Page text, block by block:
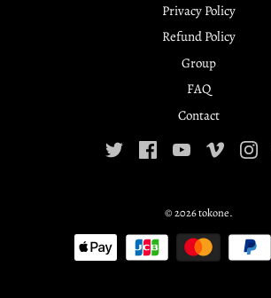
Privacy Policy
Refund Policy
Group
FAQ
Contact
© 2026tokone.